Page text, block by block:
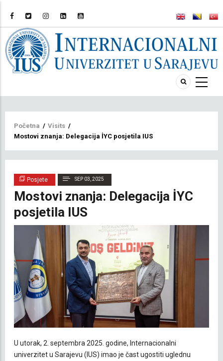
Breadcrumb
Početna / Visits /
Mostovi znanja: Delegacija İYC posjetila IUS
Posjete SEP 03, 2025
Mostovi znanja: Delegacija İYC
posjetila IUS
U utorak, 2. septembra 2025. godine, Internacionalni
univerzitet u Sarajevu (IUS) imao je čast ugostiti uglednu